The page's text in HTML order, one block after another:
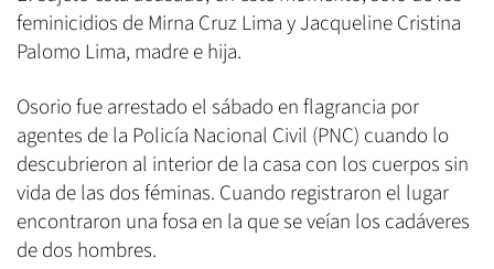
feminicidios de Mirna Cruz Lima y Jacqueline Cristina
Palomo Lima, madre e hija.
Osorio fue arrestado el sábado en flagrancia por
agentes de la Policía Nacional Civil (PNC) cuando lo
descubrieron al interior de la casa con los cuerpos sin
vida de las dos féminas. Cuando registraron el lugar
encontraron una fosa en la que se veían los cadáveres
de dos hombres.